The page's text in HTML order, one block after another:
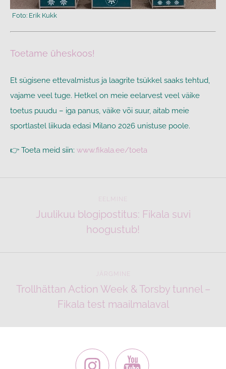
Toetame üheskoos!
Et sügisene ettevalmistus ja laagrite tsükkel saaks tehtud,
vajame veel tuge. Hetkel on meie eelarvest veel väike
toetus puudu – iga panus, väike või suur, aitab meie
sportlastel liikuda edasi Milano 2026 unistuse poole.
👉 Toeta meid siin: www.fikala.ee/toeta
EELMINE
Juulikuu blogipostitus: Fikala suvi
hoogustub!
JÄRGMINE
Trollhättan Action Week & Torsby tunnel –
Fikala test maailmalaval